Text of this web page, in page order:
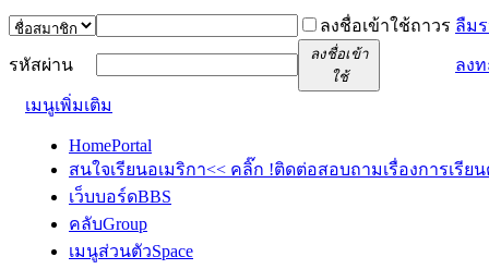
ลงชื่อเข้าใช้ถาวร ลืม
รหัสผ่าน
ลงชื่อเข้า
ใช้
ลง
เมนูเพิ่มเติม
HomePortal
สนใจเรียนอเมริกา<< คลิ๊ก !ติดต่อสอบถามเรื่องการเรีย
เว็บบอร์ดBBS
คลับGroup
เมนูส่วนตัวSpace